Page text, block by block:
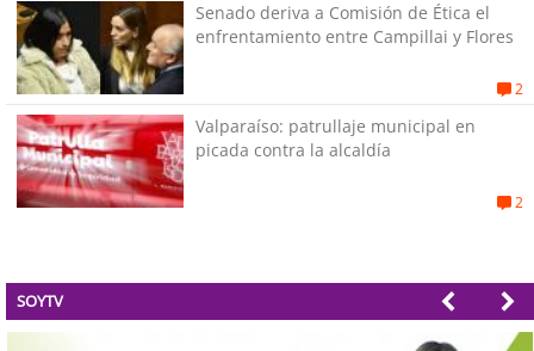
Senado deriva a Comisión de Ética el
enfrentamiento entre Campillai y Flores
2
Valparaíso: patrullaje municipal en
picada contra la alcaldía
2
SOYTV